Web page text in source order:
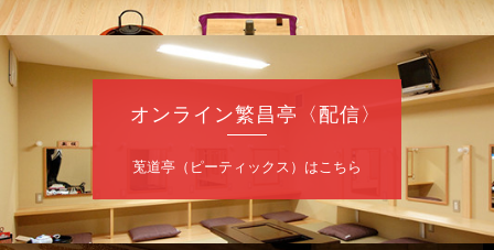
8月7日（金）
噺家が落語と芝居をしてみる会
桂米之助／桂団治郎／桂弥太郎／桂米舞／是
開演：午後6時30分（6時開場）全席指定
お問合せ：米朝事務所 06-6365-8281（平日
10時～18時）
オンライン繁昌亭〈配信〉
莵道亭（ピーティックス）はこちら